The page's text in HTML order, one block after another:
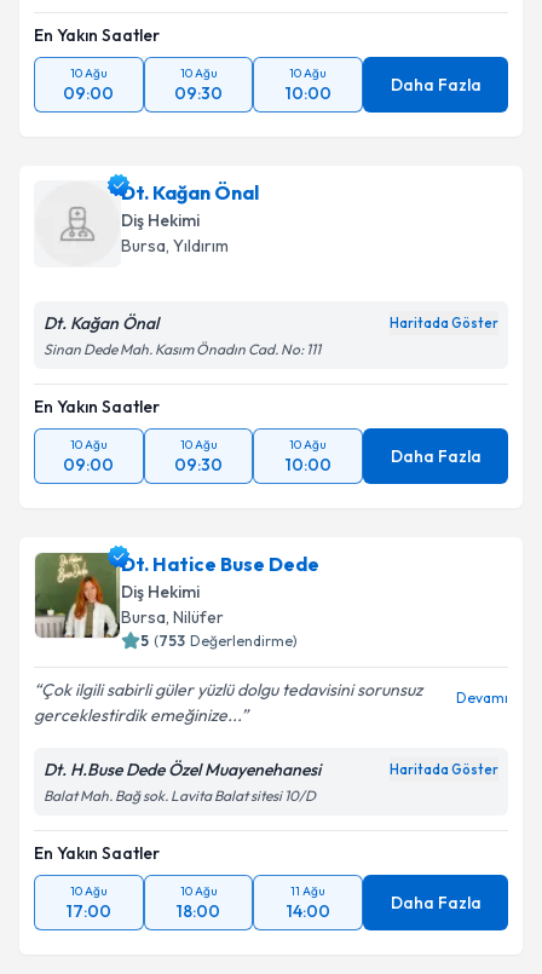
En Yakın Saatler
10 Ağu
09:00
10 Ağu
09:30
10 Ağu
10:00 Daha Fazla
Dt. Kağan Önal
Diş Hekimi
Bursa, Yıldırım
Dt. Kağan Önal Haritada Göster
Sinan Dede Mah. Kasım Önadın Cad. No: 111
En Yakın Saatler
10 Ağu
09:00
10 Ağu
09:30
10 Ağu
10:00 Daha Fazla
Dt. Hatice Buse Dede
Diş Hekimi
Bursa, Nilüfer
5 (753 Değerlendirme)
Çok ilgili sabirli güler yüzlü dolgu tedavisini sorunsuz
gerceklestirdik emeğinize...
Devamı
Dt. H.Buse Dede Özel Muayenehanesi Haritada Göster
Balat Mah. Bağ sok. Lavita Balat sitesi 10/D
En Yakın Saatler
10 Ağu
17:00
10 Ağu
18:00
11 Ağu
14:00 Daha Fazla